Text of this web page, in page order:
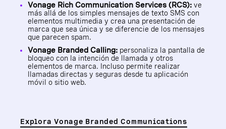
Vonage Rich Communication Services (RCS): ve
más allá de los simples mensajes de texto SMS con
elementos multimedia y crea una presentación de
marca que sea única y se diferencie de los mensajes
que parecen spam.
Vonage Branded Calling: personaliza la pantalla de
bloqueo con la intención de llamada y otros
elementos de marca. Incluso permite realizar
llamadas directas y seguras desde tu aplicación
móvil o sitio web.
Explora Vonage Branded Communications